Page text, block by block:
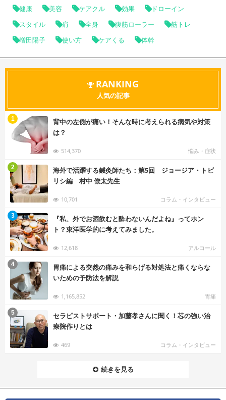
健康 美容 ケアクル 効果 ドローイン
スタイル 肩 全身 腹筋ローラー 筋トレ
増田陽子 使い方 ケアくる 体幹
RANKING
人気の記事
背中の左側が痛い！そんな時に考えられる病気や対策
は？
514,370 悩み・症状
1
海外で活躍する鍼灸師たち：第5回 ジョージア・トビ
リシ編 村中 僚太先生
10,701 コラム・インタビュー
2
『私、外でお酒飲むと酔わないんだよね』ってホン
ト？東洋医学的に考えてみました。
12,618 アルコール
3
胃痛による突然の痛みを和らげる対処法と痛くならな
いための予防法を解説
1,165,852 胃痛
4
セラピストサポート・加藤孝さんに聞く！芯の強い治
療院作りとは
469 コラム・インタビュー
5
続きを見る